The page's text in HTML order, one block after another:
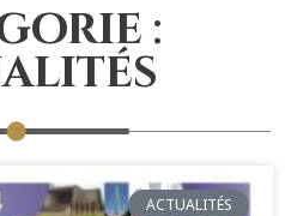
:
ACTUALITÉS